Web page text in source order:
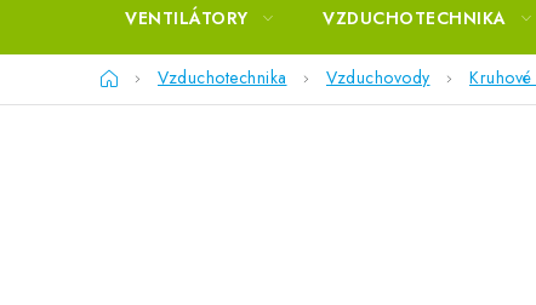
VENTILÁTORY VZDUCHOTECHNIKA
DomůVzduchotechnika Vzduchovody Kruhové